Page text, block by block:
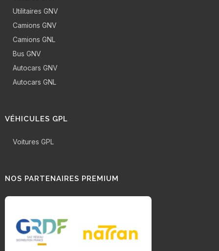
Utilitaires GNV
Camions GNV
Camions GNL
Bus GNV
Autocars GNV
Autocars GNL
VÉHICULES GPL
Voitures GPL
NOS PARTENAIRES PREMIUM